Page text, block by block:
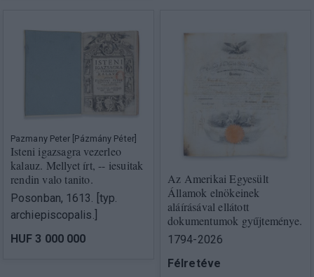
Pazmany Peter [Pázmány Péter]
Isteni igazsagra vezerleo
kalauz. Mellyet írt, -- iesuitak
rendin valo tanito.
Posonban, 1613. [typ.
archiepiscopalis.]
HUF 3 000 000
Az Amerikai Egyesült
Államok elnökeinek
aláírásával ellátott
dokumentumok gyűjteménye.
1794-2026
Félretéve